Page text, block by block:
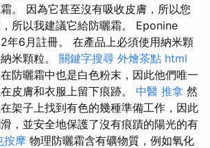
。 因為它甚至沒有吸收皮膚，所以您
所以我建議它給防曬霜。 Eponine
年6月註冊。 在產品上必須使用納米顆
米顆粒。 關鍵字搜尋 外燴茶點 html
防曬霜中也是白色粉末，因此他們唯一
皮膚和衣服上留下痕跡。 中醫 推拿 然
架子上找到有色的幾種準備工作，因此
，並安全地保護了沒有痕蹟的陽光的有
按摩 物理防曬霜含有礦物質，例如氧化